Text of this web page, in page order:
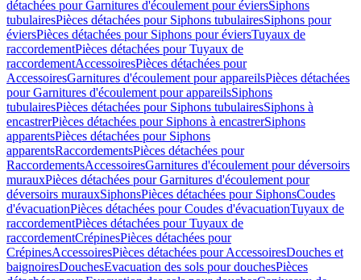
détachées pour Garnitures d'écoulement pour éviersSiphons
tubulairesPièces détachées pour Siphons tubulairesSiphons pour
éviersPièces détachées pour Siphons pour éviersTuyaux de
raccordementPièces détachées pour Tuyaux de
raccordementAccessoiresPièces détachées pour
AccessoiresGarnitures d'écoulement pour appareilsPièces détachées
pour Garnitures d'écoulement pour appareilsSiphons
tubulairesPièces détachées pour Siphons tubulairesSiphons à
encastrerPièces détachées pour Siphons à encastrerSiphons
apparentsPièces détachées pour Siphons
apparentsRaccordementsPièces détachées pour
RaccordementsAccessoiresGarnitures d'écoulement pour déversoirs
murauxPièces détachées pour Garnitures d'écoulement pour
déversoirs murauxSiphonsPièces détachées pour SiphonsCoudes
d'évacuationPièces détachées pour Coudes d'évacuationTuyaux de
raccordementPièces détachées pour Tuyaux de
raccordementCrépinesPièces détachées pour
CrépinesAccessoiresPièces détachées pour AccessoiresDouches et
baignoiresDouchesEvacuation des sols pour douchesPièces